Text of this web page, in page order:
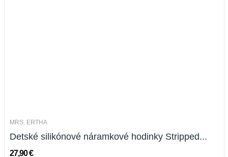
MRS. ERTHA
Detské silikónové náramkové hodinky Stripped...
27,90 €